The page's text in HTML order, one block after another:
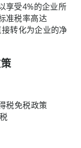
享受4%的企业所
准税率高达
转化为企业的净
税免税政策